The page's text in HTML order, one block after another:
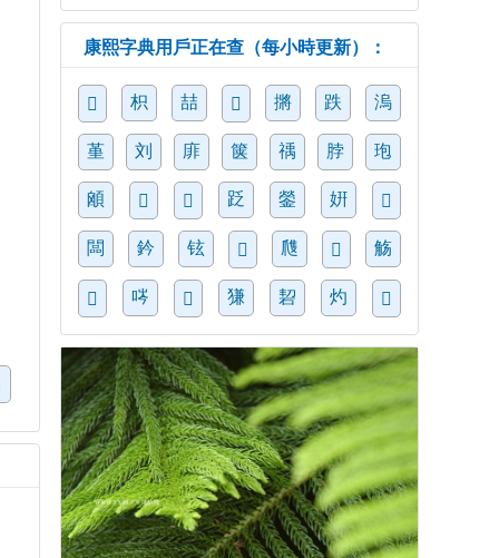
康熙字典用戶正在查（每小時更新）：
𤱼 枳 喆 𠹜 摪 跌 溩
堇 刘 䨾 箧 䄔 脖 玸
䪿 𩾜 𥴦 䟪 鎣 姸 𩐻
闆 鈐 铉 𧎖 㸕 𨆲 觞
𧣾 㖗 𣉭 㺌 䂮 灼 𩫔